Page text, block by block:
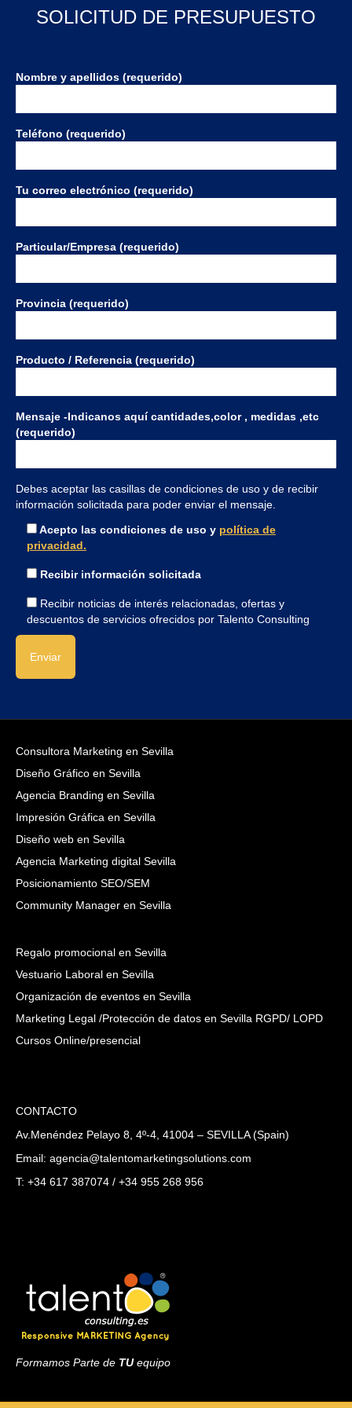
SOLICITUD DE PRESUPUESTO
Nombre y apellidos (requerido)
Teléfono (requerido)
Tu correo electrónico (requerido)
Particular/Empresa (requerido)
Provincia (requerido)
Producto / Referencia (requerido)
Mensaje -Indicanos aquí cantidades,color , medidas ,etc
(requerido)
Debes aceptar las casillas de condiciones de uso y de recibir
información solicitada para poder enviar el mensaje.
Acepto las condiciones de uso y política de
privacidad.
Recibir información solicitada
Recibir noticias de interés relacionadas, ofertas y
descuentos de servicios ofrecidos por Talento Consulting
Consultora Marketing en Sevilla
Diseño Gráfico en Sevilla
Agencia Branding en Sevilla
Impresión Gráfica en Sevilla
Diseño web en Sevilla
Agencia Marketing digital Sevilla
Posicionamiento SEO/SEM
Community Manager en Sevilla
Regalo promocional en Sevilla
Vestuario Laboral en Sevilla
Organización de eventos en Sevilla
Marketing Legal /Protección de datos en Sevilla RGPD/ LOPD
Cursos Online/presencial
CONTACTO
Av.Menéndez Pelayo 8, 4º-4, 41004 – SEVILLA (Spain)
Email: agencia@talentomarketingsolutions.com
T: +34 617 387074 / +34 955 268 956
Formamos Parte de TUequipo